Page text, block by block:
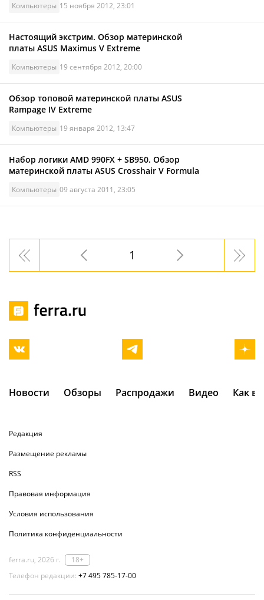
Компьютеры 15 ноября 2012, 23:01
Настоящий экстрим. Обзор материнской
платы ASUS Maximus V Extreme
Компьютеры 19 сентября 2012, 20:00
Обзор топовой материнской платы ASUS
Rampage IV Extreme
Компьютеры 19 января 2012, 13:47
Набор логики AMD 990FX + SB950. Обзор
материнcкой платы ASUS Crosshair V Formula
Компьютеры 09 августа 2011, 23:05
1
Новости Обзоры Распродажи Видео Как
Редакция
Размещение рекламы
RSS
Правовая информация
Условия использования
Политика конфиденциальности
ferra.ru, 2026 г.
18+
Телефон редакции: +7 495 785-17-00